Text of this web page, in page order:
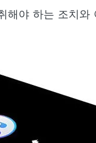
야 하는 조치